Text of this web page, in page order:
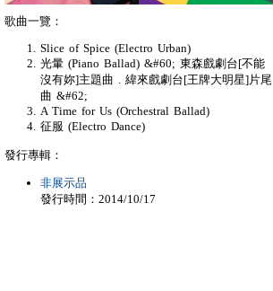
歌曲一覽：
Slice of Spice (Electro Urban)
光暈 (Piano Ballad) &#60; 東森戲劇台[不能
沒有妳]主題曲 . 緯來戲劇台[王牌大明星]片尾
曲 &#62;
A Time for Us (Orchestral Ballad)
征服 (Electro Dance)
發行專輯：
非展示品
發行時間：2014/10/17